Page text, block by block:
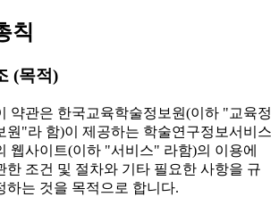
칙
(목적)
약관은 한국교육학술정보원(이하 "교육정
원"라 함)이 제공하는 학술연구정보서비스
웹사이트(이하 "서비스" 라함)의 이용에
한 조건 및 절차와 기타 필요한 사항을 규
하는 것을 목적으로 합니다.